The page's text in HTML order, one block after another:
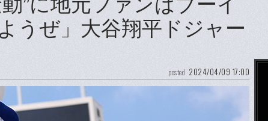
うぜ」大谷翔平ドジャー
posted 2024/04/09 17:00